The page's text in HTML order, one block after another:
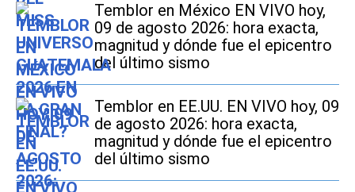
Temblor en México EN VIVO hoy,
09 de agosto 2026: hora exacta,
magnitud y dónde fue el epicentro
del último sismo
Temblor en EE.UU. EN VIVO hoy, 09
de agosto 2026: hora exacta,
magnitud y dónde fue el epicentro
del último sismo